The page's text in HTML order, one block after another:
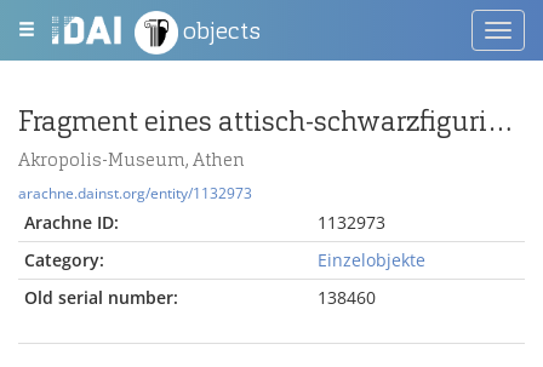
objects
Fragment eines attisch-schwarzfigurigen Skyphos mit Teil eines Schildes mit einem Reh
Akropolis-Museum, Athen
arachne.dainst.org/entity/1132973
Arachne ID:
1132973
Category:
Einzelobjekte
Old serial number:
138460